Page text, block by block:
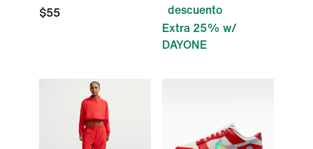
$55
descuento
Extra 25% w/
DAYONE